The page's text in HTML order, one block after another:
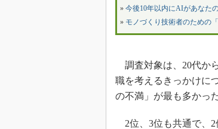
» 今後10年以内にAIがあなた
» モノづくり技術者のための
調査対象は、20代か
職を考えるきっかけに
の不満」が最も多かっ
2位、3位も共通で、2